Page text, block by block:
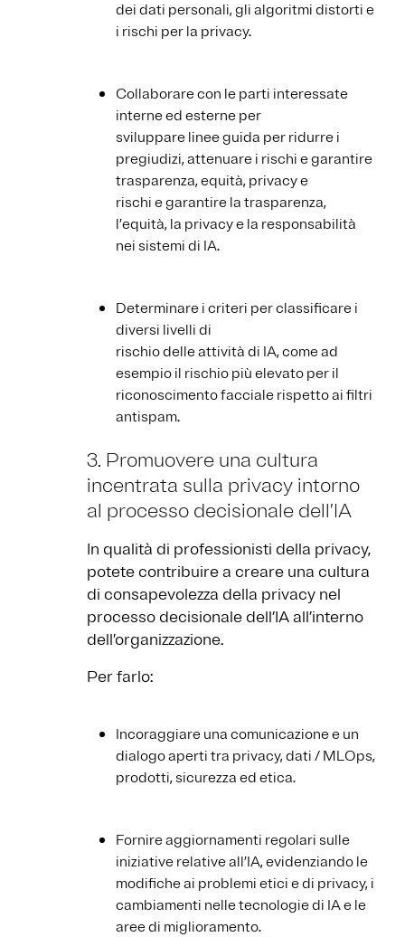
dei dati personali, gli algoritmi distorti e
i rischi per la privacy.
Collaborare con le parti interessate
interne ed esterne per
sviluppare linee guida per ridurre i
pregiudizi, attenuare i rischi e garantire
trasparenza, equità, privacy e
rischi e garantire la trasparenza,
l’equità, la privacy e la responsabilità
nei sistemi di IA.
Determinare i criteri per classificare i
diversi livelli di
rischio delle attività di IA, come ad
esempio il rischio più elevato per il
riconoscimento facciale rispetto ai filtri
antispam.
3. Promuovere una cultura
incentrata sulla privacy intorno
al processo decisionale dell’IA
In qualità di professionisti della privacy,
potete contribuire a creare una cultura
di consapevolezza della privacy nel
processo decisionale dell’IA all’interno
dell’organizzazione.
Per farlo:
Incoraggiare una comunicazione e un
dialogo aperti tra privacy, dati / MLOps,
prodotti, sicurezza ed etica.
Fornire aggiornamenti regolari sulle
iniziative relative all’IA, evidenziando le
modifiche ai problemi etici e di privacy, i
cambiamenti nelle tecnologie di IA e le
aree di miglioramento.